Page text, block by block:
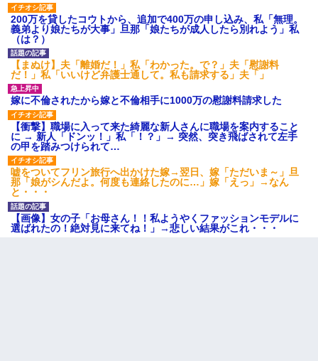
男だけどリベンジポノレノの被害者になって未だに人生が立ち直
せない
転職先が決まったので退職の意思を伝えたら。上司「無責任」
「簡単には辞めさせない」私（どうせ辞めるし…）→ 思いっきり
反論をしてみた
【画像】女上司(30)「終電なくなったね…部屋くる？」ワイ「行
きます！」
200万を貸したコウトから、追加で400万の申し込み、私「無理。
義弟より娘たちが大事」旦那「娘たちが成人したら別れよう」私
（は？）
【まぬけ】夫「離婚だ！」私「わかった。で？」夫「慰謝料
だ！」私「いいけど弁護士通して。私も請求する」夫「」
嫁に不倫されたから嫁と不倫相手に1000万の慰謝料請求した
【衝撃】職場に入って来た綺麗な新人さんに職場を案内すること
に → 新人「ドンッ！」私「！？」→ 突然、突き飛ばされて左手
の甲を踏みつけられて…
嘘をついてフリン旅行へ出かけた嫁→翌日、嫁「ただいま～」旦
那「娘がシんだよ。何度も連絡したのに…」嫁「えっ」→なん
と・・・
【画像】女の子「お母さん！！私ようやくファッションモデルに
選ばれたの！絶対見に来てね！」→悲しい結果がこれ・・・